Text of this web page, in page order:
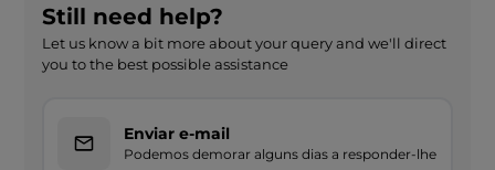
Still need help?
Let us know a bit more about your query and we'll direct
you to the best possible assistance
Enviar e-mail
Podemos demorar alguns dias a responder-lhe